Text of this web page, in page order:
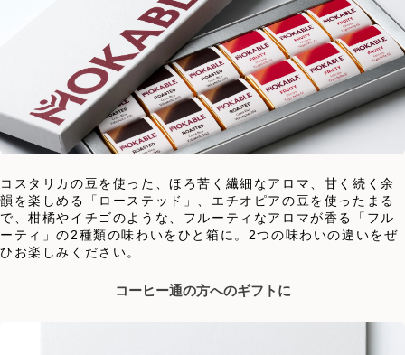
コスタリカの豆を使った、ほろ苦く繊細なアロマ、甘く続く余
韻を楽しめる「ローステッド」、エチオピアの豆を使ったまる
で、柑橘やイチゴのような、フルーティなアロマが香る「フル
ーティ」の2種類の味わいをひと箱に。2つの味わいの違いをぜ
ひお楽しみください。
コーヒー通の方へのギフトに